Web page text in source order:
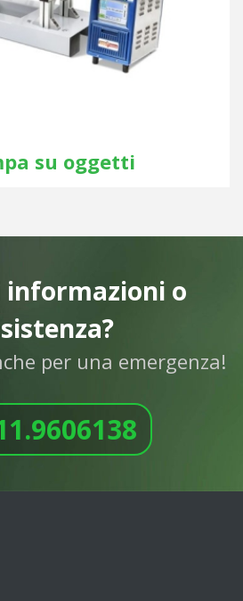
su oggetti
informazioni o
per una emergenza!